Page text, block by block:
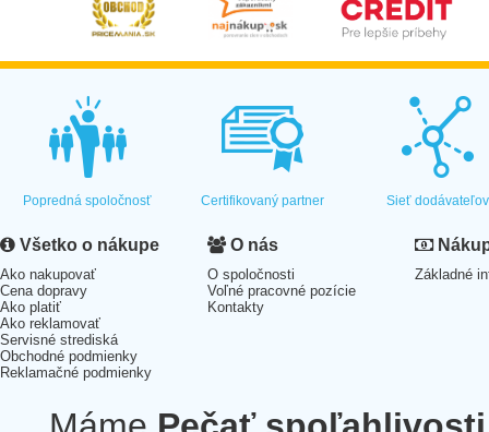
Popredná spoločnosť Certifikovaný partner Sieť dodávateľov
Všetko o nákupe
Ako nakupovať
Cena dopravy
Ako platiť
Ako reklamovať
Servisné strediská
Obchodné podmienky
Reklamačné podmienky
O nás
O spoločnosti
Voľné pracovné pozície
Kontakty
Základné